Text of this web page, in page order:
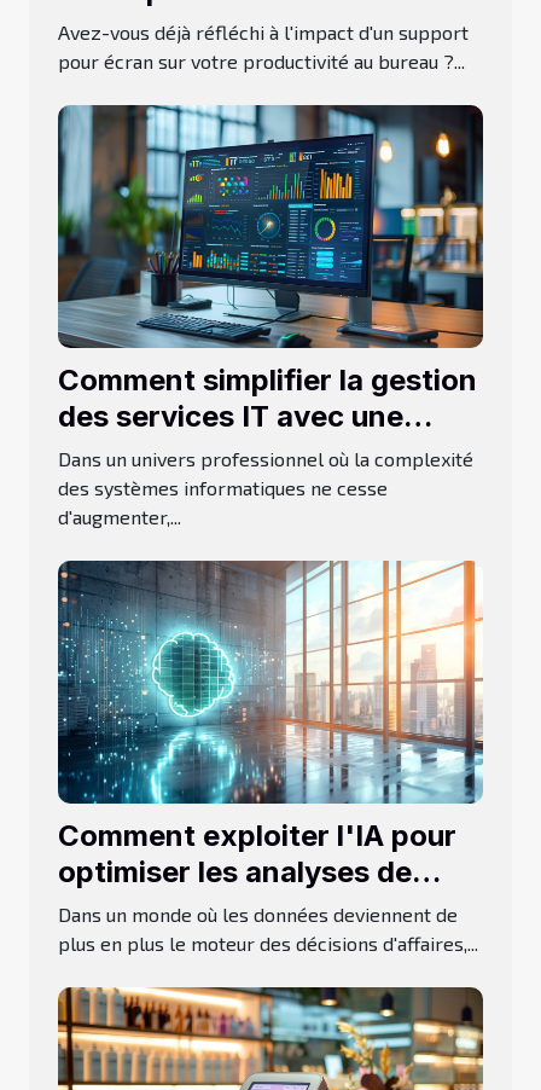
productivité au bureau
Avez-vous déjà réfléchi à l'impact d'un support
pour écran sur votre productivité au bureau ?...
Comment simplifier la gestion
des services IT avec une
solution intégrée
Dans un univers professionnel où la complexité
des systèmes informatiques ne cesse
d'augmenter,...
Comment exploiter l'IA pour
optimiser les analyses de
données dans Excel
Dans un monde où les données deviennent de
plus en plus le moteur des décisions d'affaires,...